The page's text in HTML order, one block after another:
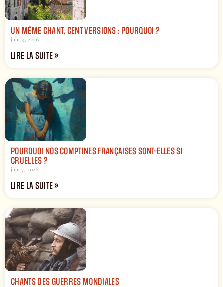
UN MÊME CHANT, CENT VERSIONS : POURQUOI ?
juin 9, 2026
LIRE LA SUITE »
POURQUOI NOS COMPTINES FRANÇAISES SONT-ELLES SI
CRUELLES ?
juin 7, 2026
LIRE LA SUITE »
CHANTS DES GUERRES MONDIALES